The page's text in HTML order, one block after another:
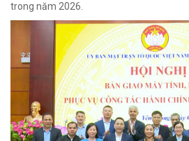
trong năm 2026.